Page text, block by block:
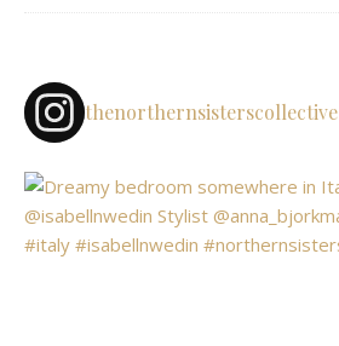
thenorthernsisterscollective